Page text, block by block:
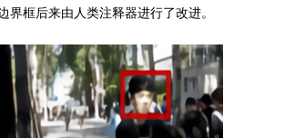
框后来由人类注释器进行了改进。